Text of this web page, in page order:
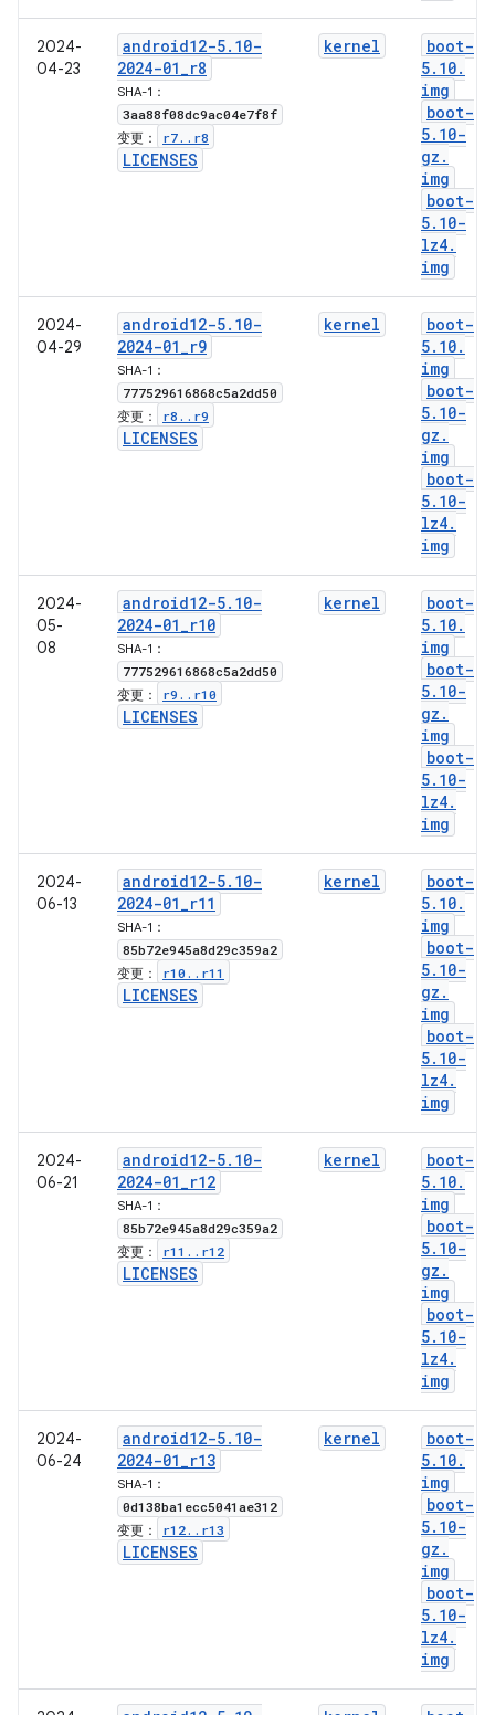
2024-
04-23
android12-5. 10-
2024-01_r8
SHA-1：
3aa88f08dc9ac04e7f8f
变更： r7. . r8
LICENSES
kernel
boot-
5. 10.
img
boot-
5. 10-
gz .
img
boot-
5. 10-
lz4.
img
2024-
04-29
android12-5. 10-
2024-01_r9
SHA-1：
777529616868c5a2dd50
变更： r8 . . r9
LICENSES
kernel
boot-
5. 10.
img
boot-
5. 10-
gz .
img
boot-
5. 10-
lz4.
img
2024-
05-
08
android12-5. 10-
2024-01_r10
SHA-1：
777529616868c5a2dd50
变更： r9 . . r10
LICENSES
kernel
boot-
5. 10.
img
boot-
5. 10-
gz .
img
boot-
5. 10-
lz4.
img
2024-
06-13
android12-5. 10-
2024-01_r11
SHA-1：
85b72e945a8d29c359a2
变更： r10 . . r11
LICENSES
kernel
boot-
5. 10.
img
boot-
5. 10-
gz .
img
boot-
5. 10-
lz4.
img
2024-
06-21
android12-5. 10-
2024-01_r12
SHA-1：
85b72e945a8d29c359a2
变更： r11 . . r12
LICENSES
kernel
boot-
5. 10.
img
boot-
5. 10-
gz .
img
boot-
5. 10-
lz4.
img
2024-
06-24
android12-5. 10-
2024-01_r13
SHA-1：
0d138ba1ecc5041ae312
变更： r12. . r13
LICENSES
kernel
boot-
5. 10.
img
boot-
5. 10-
gz .
img
boot-
5. 10-
lz4.
img